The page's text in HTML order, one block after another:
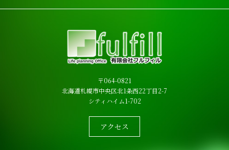
〒064-0821
北海道札幌市中央区北1条西22丁目2-7
シティハイム1-702
アクセス